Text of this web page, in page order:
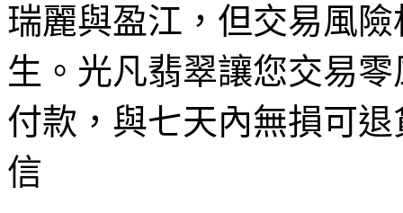
瑞麗與盈江，但交易風
生。光凡翡翠讓您交易
付款，與七天內無損可
信